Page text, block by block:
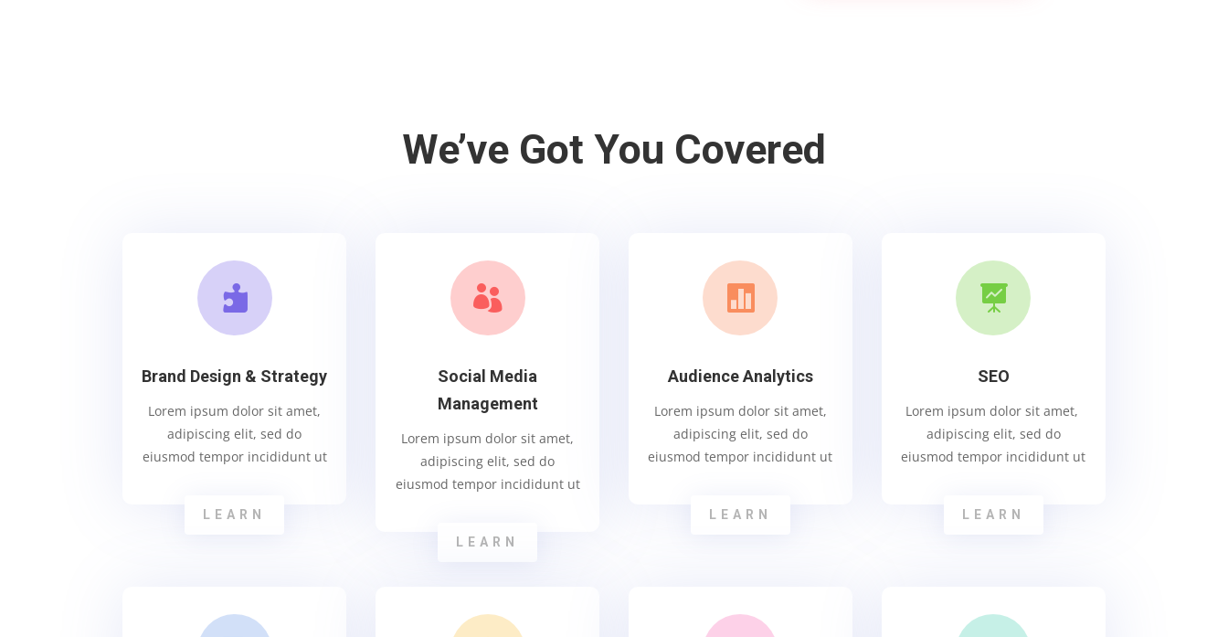
We’ve Got You Covered

Brand Design & Strategy
Lorem ipsum dolor sit amet,
adipiscing elit, sed do
eiusmod tempor incididunt ut
LEARN

Social Media
Management
Lorem ipsum dolor sit amet,
adipiscing elit, sed do
eiusmod tempor incididunt ut
LEARN

Audience Analytics
Lorem ipsum dolor sit amet,
adipiscing elit, sed do
eiusmod tempor incididunt ut
LEARN

SEO
Lorem ipsum dolor sit amet,
adipiscing elit, sed do
eiusmod tempor incididunt ut
LEARN